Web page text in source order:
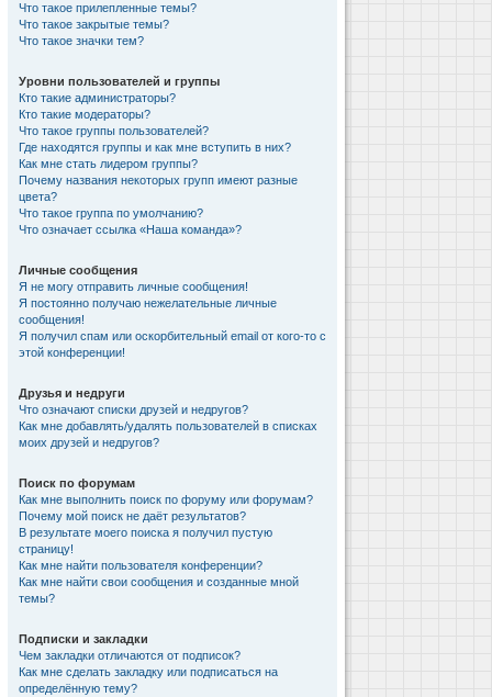
Что такое прилепленные темы?
Что такое закрытые темы?
Что такое значки тем?
Уровни пользователей и группы
Кто такие администраторы?
Кто такие модераторы?
Что такое группы пользователей?
Где находятся группы и как мне вступить в них?
Как мне стать лидером группы?
Почему названия некоторых групп имеют разные
цвета?
Что такое группа по умолчанию?
Что означает ссылка «Наша команда»?
Личные сообщения
Я не могу отправить личные сообщения!
Я постоянно получаю нежелательные личные
сообщения!
Я получил спам или оскорбительный email от кого-то с
этой конференции!
Друзья и недруги
Что означают списки друзей и недругов?
Как мне добавлять/удалять пользователей в списках
моих друзей и недругов?
Поиск по форумам
Как мне выполнить поиск по форуму или форумам?
Почему мой поиск не даёт результатов?
В результате моего поиска я получил пустую
страницу!
Как мне найти пользователя конференции?
Как мне найти свои сообщения и созданные мной
темы?
Подписки и закладки
Чем закладки отличаются от подписок?
Как мне сделать закладку или подписаться на
определённую тему?